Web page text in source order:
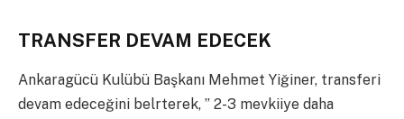
TRANSFER DEVAM EDECEK
Ankaragücü Kulübü Başkanı Mehmet Yiğiner, transferi
devam edeceğini belrterek, ” 2-3 mevkiiye daha